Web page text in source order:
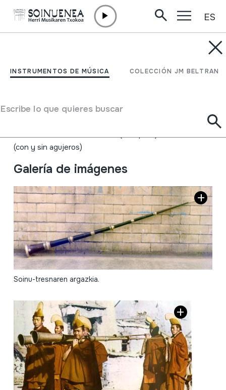
INSTRUMENTOS DE MÚSICA COLECCIÓN JM BELTRAN
Escribe lo que quieres buscar
ES
DUNG-CHEN; Tronpa
Autor Ez dakigu.
Aerófonos->Vibración labios (trompeta)->Naturales
(con y sin agujeros)
Galería de imágenes
Soinu-tresnaren argazkia.